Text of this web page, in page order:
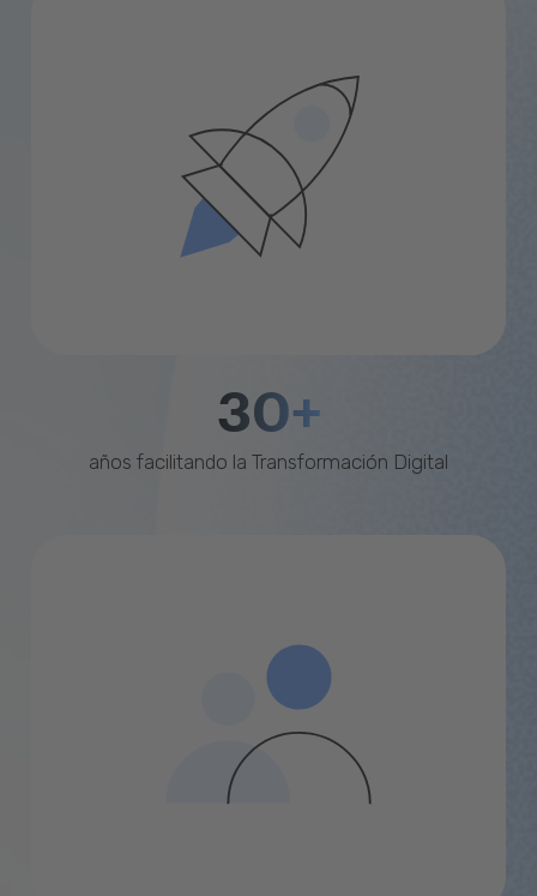
30+
años facilitando la Transformación Digital